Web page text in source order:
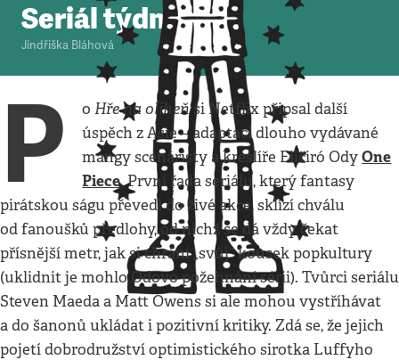
Seriál týdne
Jindřiška Bláhová
P oHře na oliheňsi Netflix připsal další
úspěch z Asie – adaptaci dlouho vydávané
mangy scenáristy a kreslíře Eiičiró OdyOne
Piece. První řada seriálu, který fantasy
pirátskou ságu převedl do živé akce, sklízí chválu
od fanoušků předlohy, od nichž se dá vždy čekat
přísnější metr, jak si chrání „svůj“ kousek popkultury
(uklidnit je mohlo Odovo požehnání sérii). Tvůrci seriálu
Steven Maeda a Matt Owens si ale mohou vystříhávat
a do šanonů ukládat i pozitivní kritiky. Zdá se, že jejich
pojetí dobrodružství optimistického sirotka Luffyho